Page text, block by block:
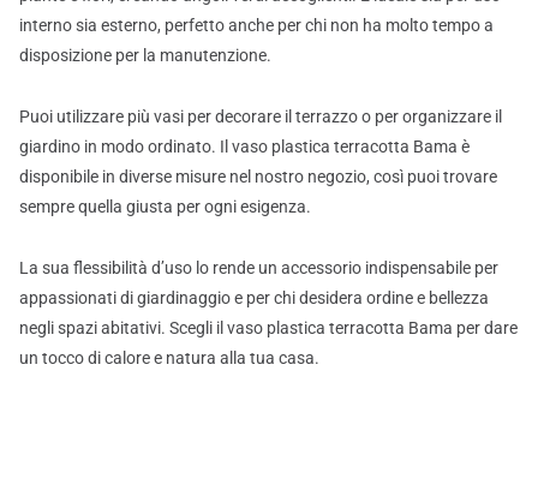
interno sia esterno, perfetto anche per chi non ha molto tempo a
disposizione per la manutenzione.
Puoi utilizzare più vasi per decorare il terrazzo o per organizzare il
giardino in modo ordinato. Il vaso plastica terracotta Bama è
disponibile in diverse misure nel nostro negozio, così puoi trovare
sempre quella giusta per ogni esigenza.
La sua flessibilità d’uso lo rende un accessorio indispensabile per
appassionati di giardinaggio e per chi desidera ordine e bellezza
negli spazi abitativi. Scegli il vaso plastica terracotta Bama per dare
un tocco di calore e natura alla tua casa.